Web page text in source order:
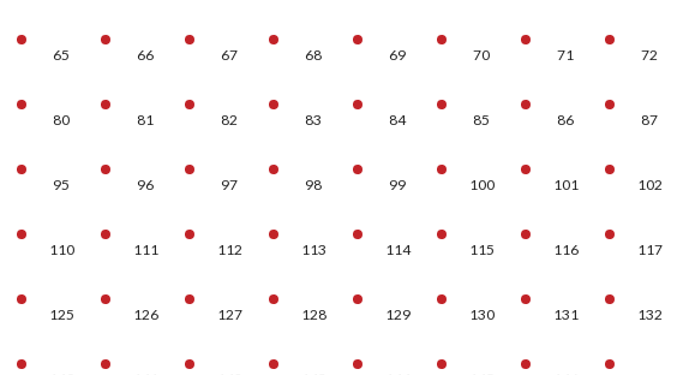
65 66 67 68 69 70 71 72
80 81 82 83 84 85 86 87
95 96 97 98 99 100 101 102
110 111 112 113 114 115 116 117
125 126 127 128 129 130 131 132